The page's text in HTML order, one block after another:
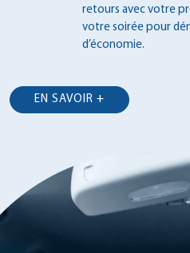
retours avec votre
votre soirée pour
d’économie.
EN SAVOIR +